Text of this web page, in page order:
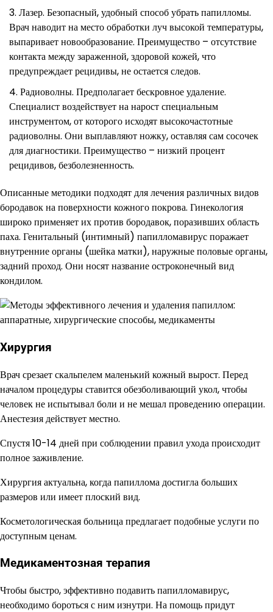
Лазер. Безопасный, удобный способ убрать папилломы.
Врач наводит на место обработки луч высокой температуры,
выпаривает новообразование. Преимущество – отсутствие
контакта между зараженной, здоровой кожей, что
предупреждает рецидивы, не остается следов.
Радиоволны. Предполагает бескровное удаление.
Специалист воздействует на нарост специальным
инструментом, от которого исходят высокочастотные
радиоволны. Они выплавляют ножку, оставляя сам сосочек
для диагностики. Преимущество – низкий процент
рецидивов, безболезненность.
Описанные методики подходят для лечения различных видов
бородавок на поверхности кожного покрова. Гинекология
широко применяет их против бородавок, поразивших область
паха. Генитальный (интимный) папилломавирус поражает
внутренние органы (шейка матки), наружные половые органы,
задний проход. Они носят название остроконечный вид
кондилом.
Хирургия
Врач срезает скальпелем маленький кожный вырост. Перед
началом процедуры ставится обезболивающий укол, чтобы
человек не испытывал боли и не мешал проведению операции.
Анестезия действует местно.
Спустя 10-14 дней при соблюдении правил ухода происходит
полное заживление.
Хирургия актуальна, когда папиллома достигла больших
размеров или имеет плоский вид.
Косметологическая больница предлагает подобные услуги по
доступным ценам.
Медикаментозная терапия
Чтобы быстро, эффективно подавить папилломавирус,
необходимо бороться с ним изнутри. На помощь придут